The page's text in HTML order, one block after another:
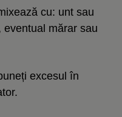
cu: unt sau
mărar sau
excesul în